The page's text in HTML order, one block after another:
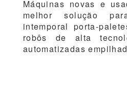
Máquinas novas e
melhor solução
intemporal porta-
robôs de alta
automatizadas